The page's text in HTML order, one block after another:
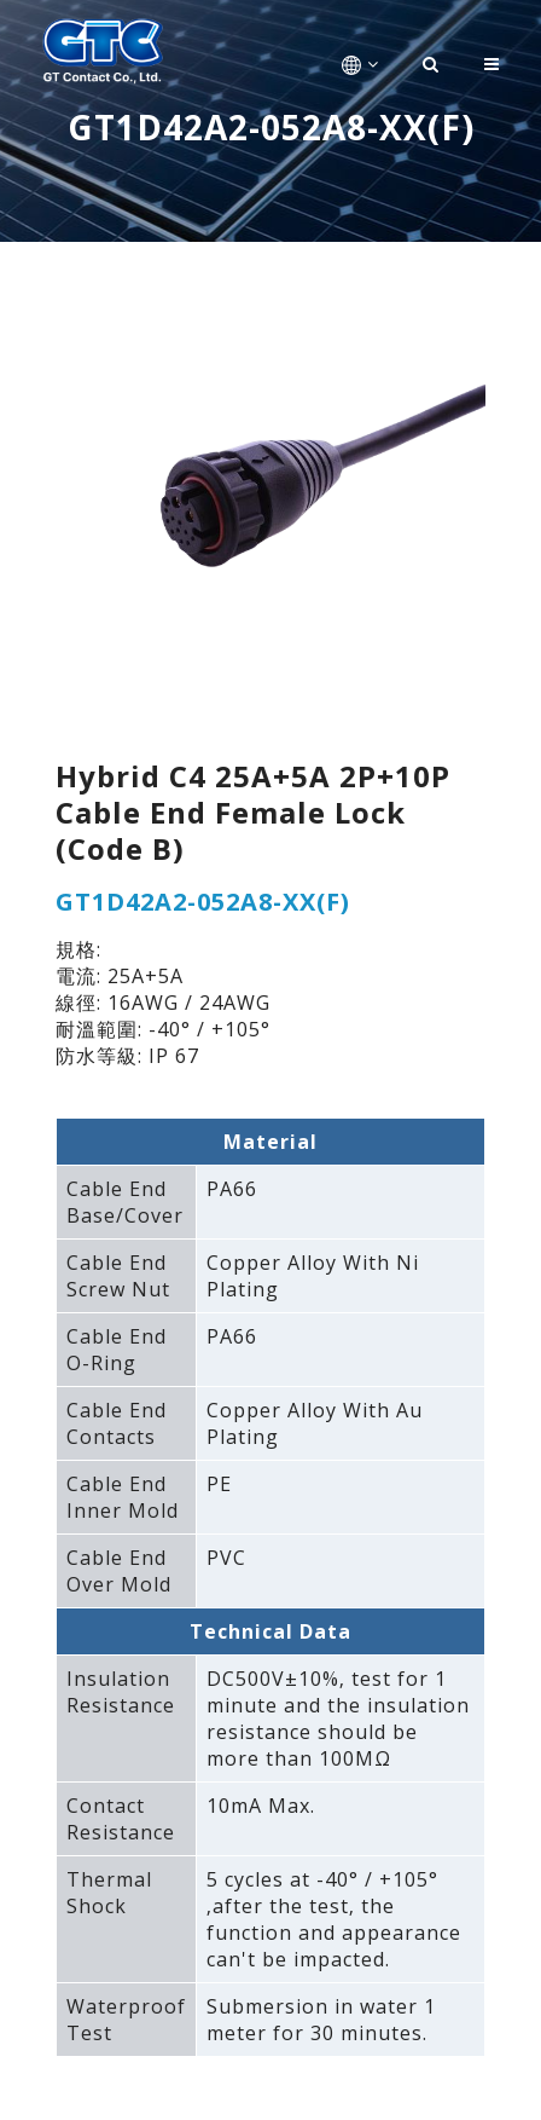
GT1D42A2-052A8-XX(F)
Hybrid C4 25A+5A 2P+10P
Cable End Female Lock
(Code B)
GT1D42A2-052A8-XX(F)
規格:
電流: 25A+5A
線徑: 16AWG / 24AWG
耐溫範圍: -40° / +105°
防水等級: IP 67
Material
Cable End
Base/Cover
PA66
Cable End
Screw Nut
Copper Alloy With Ni
Plating
Cable End
O-Ring
PA66
Cable End
Contacts
Copper Alloy With Au
Plating
Cable End
Inner Mold
PE
Cable End
Over Mold
PVC
Technical Data
Insulation
Resistance
DC500V±10%‚ test for 1
minute and the insulation
resistance should be
more than 100MΩ
Contact
Resistance
10mA Max.
Thermal
Shock
5 cycles at -40° / +105°
‚after the test‚ the
function and appearance
can't be impacted.
Waterproof
Test
Submersion in water 1
meter for 30 minutes.